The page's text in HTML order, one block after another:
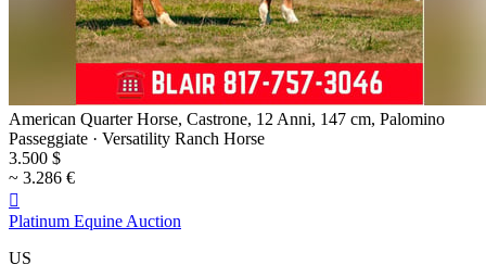
American Quarter Horse, Castrone, 12 Anni, 147 cm, Palomino
Passeggiate · Versatility Ranch Horse
3.500 $
~ 3.286 €

Platinum Equine Auction
US